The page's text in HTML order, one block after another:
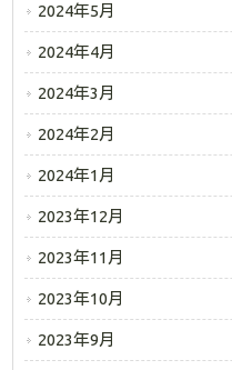
2024年5月
2024年4月
2024年3月
2024年2月
2024年1月
2023年12月
2023年11月
2023年10月
2023年9月